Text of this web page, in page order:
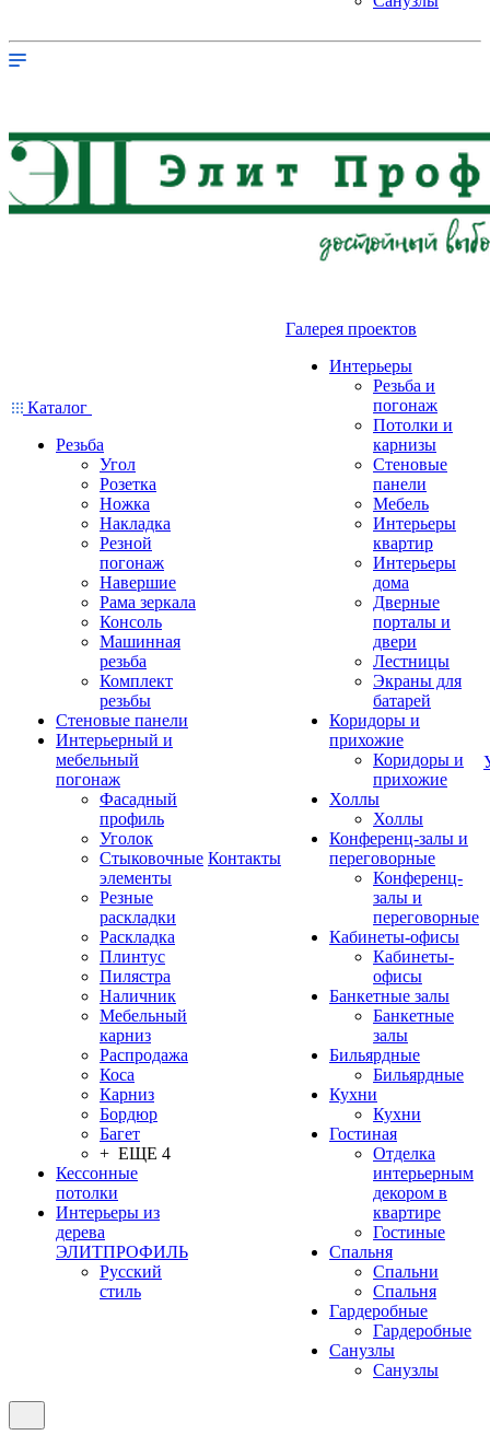
Каталог
Резьба
Угол
Розетка
Ножка
Накладка
Резной
погонаж
Навершие
Рама зеркала
Консоль
Машинная
резьба
Комплект
резьбы
Стеновые панели
Интерьерный и
мебельный
погонаж
Фасадный
профиль
Уголок
Стыковочные
элементы
Резные
раскладки
Раскладка
Плинтус
Пилястра
Наличник
Мебельный
карниз
Распродажа
Коса
Карниз
Бордюр
Багет
+ ЕЩЕ 4
Кессонные
потолки
Интерьеры из
дерева
ЭЛИТПРОФИЛЬ
Русский
стиль
Контакты
Галерея проектов
Интерьеры
Резьба и
погонаж
Потолки и
карнизы
Стеновые
панели
Мебель
Интерьеры
квартир
Интерьеры
дома
Дверные
порталы и
двери
Лестницы
Экраны для
батарей
Коридоры и
прихожие
Коридоры и
прихожие
Холлы
Холлы
Конференц-залы и
переговорные
Конференц-
залы и
переговорные
Кабинеты-офисы
Кабинеты-
офисы
Банкетные залы
Банкетные
залы
Бильярдные
Бильярдные
Кухни
Кухни
Гостиная
Отделка
интерьерным
декором в
квартире
Гостиные
Спальня
Спальни
Спальня
Гардеробные
Гардеробные
Санузлы
Санузлы